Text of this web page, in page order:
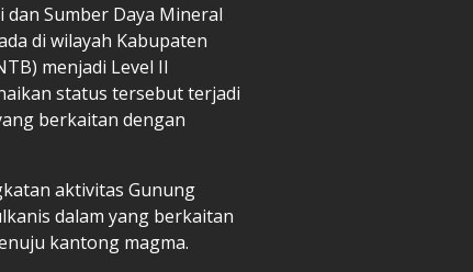
Sumber Daya Mineral
di wilayah Kabupaten
menjadi Level II
status tersebut terjadi
berkaitan dengan
aktivitas Gunung
dalam yang berkaitan
kantong magma.